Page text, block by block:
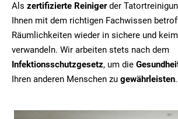
Als zertifizierte Reinigerder
Ihnen mit dem richtigen Fachwissen
Räumlichkeiten wieder in sichere und
verwandeln. Wir arbeiten stets nach dem
Infektionsschutzgesetz, um die
Ihren anderen Menschen zu gewährleisten.